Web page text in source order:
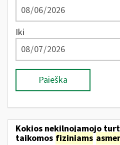
Iki
Paieška
Kokios nekilnojamojo
taikomos fiziniams